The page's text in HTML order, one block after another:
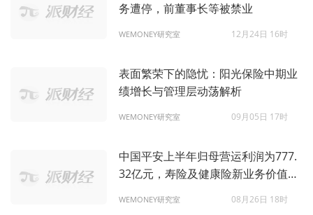
务遭停，前董事长等被禁业
WEMONEY研究室 12月24日 16时
表面繁荣下的隐忧：阳光保险中期业
绩增长与管理层动荡解析
WEMONEY研究室 09月05日 17时
中国平安上半年归母营运利润为777.
32亿元，寿险及健康险新业务价值增
WEMONEY研究室 08月26日 18时